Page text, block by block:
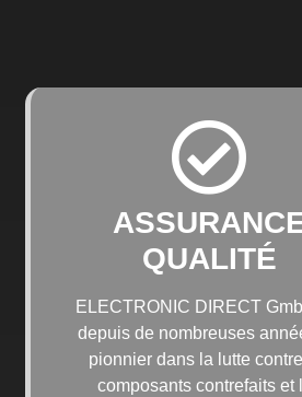
QUALITÉ
ELECTRONIC DIRECT
depuis de nombreuses
pionnier dans la lutte
composants contrefaits et